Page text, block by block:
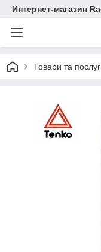
Интернет-магазин
Товари та